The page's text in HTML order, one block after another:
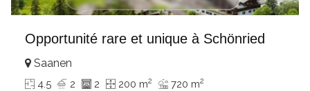
Opportunité rare et unique à Schönried
Saanen
4.5 2 2 200 m2 720 m2